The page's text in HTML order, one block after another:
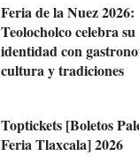
Feria de la Nuez 2026:
Teolocholco celebra su
identidad con
cultura y tradiciones
Toptickets [Boletos
Feria Tlaxcala] 2026